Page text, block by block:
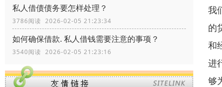
私人借债债务要怎样处理？
3786阅读 2026-02-05 21:23:34
如何确保借款. 私人借钱需要注意的事项？
3540阅读 2026-02-05 21:23:16
我
的
和
进
够